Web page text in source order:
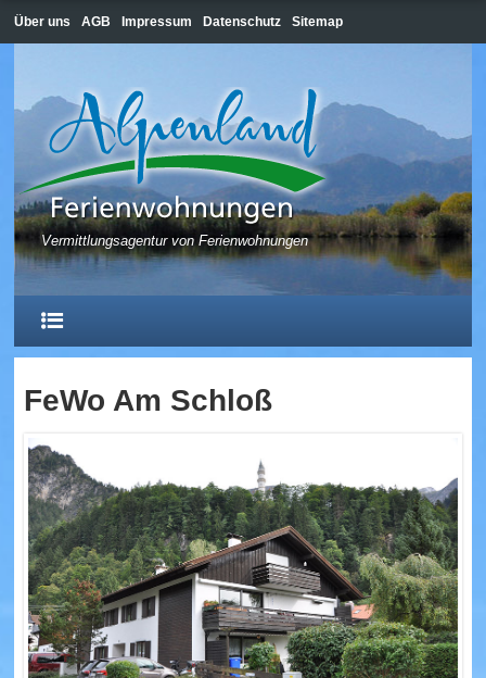
Über uns AGB Impressum Datenschutz Sitemap
Vermittlungsagentur von Ferienwohnungen
HOME
HOPFEN AM SEE
Wohnungen in Hopfen am See (Übersicht)
FÜSSEN
Wohnungen in Füssen (Übersicht)
SCHWANGAU
FeWo Am Schloß